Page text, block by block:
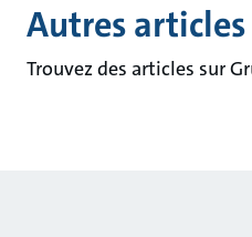
Autres articles
Trouvez des articles sur